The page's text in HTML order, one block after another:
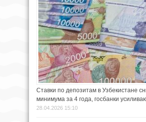
Ставки по депозитам в Узбекистане
минимума за 4 года, госбанки
28.04.2026 15:10